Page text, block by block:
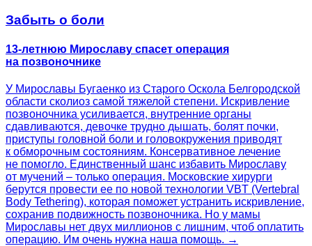
Забыть о боли
13-летнюю Мирославу спасет операция
на позвоночнике
У Мирославы Бугаенко из Старого Оскола Белгородской
области сколиоз самой тяжелой степени. Искривление
позвоночника усиливается, внутренние органы
сдавливаются, девочке трудно дышать, болят почки,
приступы головной боли и головокружения приводят
к обморочным состояниям. Консервативное лечение
не помогло. Единственный шанс избавить Мирославу
от мучений – только операция. Московские хирурги
берутся провести ее по новой технологии VBT (Vertebral
Body Tethering), которая поможет устранить искривление,
сохранив подвижность позвоночника. Но у мамы
Мирославы нет двух миллионов с лишним, чтоб оплатить
операцию. Им очень нужна наша помощь. →